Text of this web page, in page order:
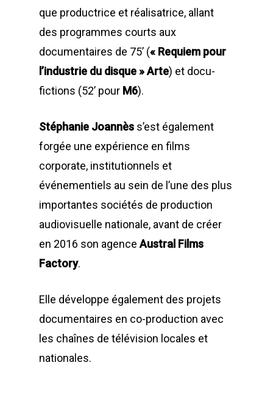
que productrice et réalisatrice, allant
des programmes courts aux
documentaires de 75’ (« Requiem pour
l’industrie du disque » Arte) et docu-
fictions (52’ pour M6).
Stéphanie Joannès s’est également
forgée une expérience en films
corporate, institutionnels et
événementiels au sein de l’une des plus
importantes sociétés de production
audiovisuelle nationale, avant de créer
en 2016 son agence Austral Films
Factory.
Elle développe également des projets
documentaires en co-production avec
les chaînes de télévision locales et
nationales.